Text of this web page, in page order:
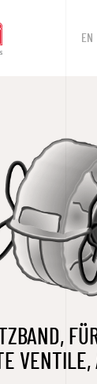
EN
VENTILE,